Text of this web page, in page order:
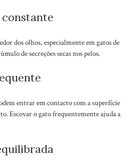
dos olhos, especialmente em gatos de
de secreções secas nos pelos.
entrar em contacto com a superfície
Escovar o gato frequentemente ajuda a